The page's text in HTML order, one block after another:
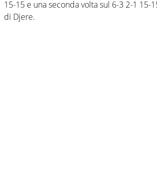
15-15 e una seconda volta sul 6-3 2-1 15-
di Djere.